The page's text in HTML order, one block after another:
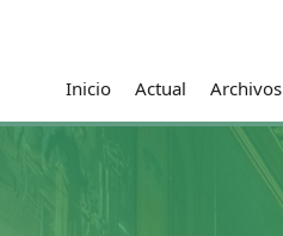
Inicio Actual Archivos